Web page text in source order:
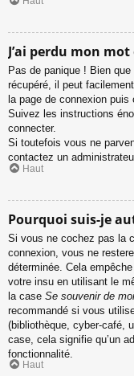
J’ai perdu mon mot
Pas de panique ! Bien
récupéré, il peut
la page de connexion puis
Suivez les instructions
connecter.
Si toutefois vous ne
contactez un
Haut
Pourquoi suis-je
Si vous ne cochez pas la
connexion, vous ne
déterminée. Cela
votre insu en utilisant le
la case Se souvenir de moi
recommandé si vous
(bibliothèque, cyber-café,
case, cela signifie qu’un
fonctionnalité.
Haut